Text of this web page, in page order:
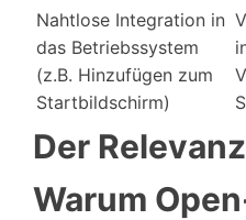
Nahtlose Integration in
das Betriebssystem
(z.B. Hinzufügen zum
Startbildschirm)
Der
Warum